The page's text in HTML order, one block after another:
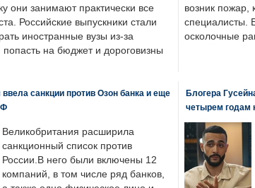
они занимают практически все
Российские выпускники стали
иностранные вузы из-за
попасть на бюджет и дороговизны
возник пожар,
специалисты.
осколочные
санкции против Озон банка и еще
Великобритания расширила
санкционный список против
России.В него были включены 12
компаний, в том числе ряд банков,
Блогера
четырем годам